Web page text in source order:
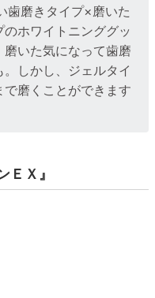
歯磨きタイプ×磨いた
ホワイトニンググッ
いた気になって歯磨
しかし、ジェルタイ
磨くことができます
ＥＸ』